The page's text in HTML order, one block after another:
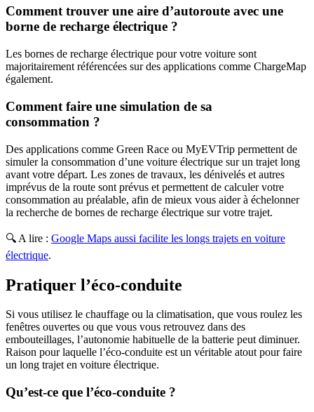
Comment trouver une aire d’autoroute avec une
borne de recharge électrique ?
Les bornes de recharge électrique pour votre voiture sont
majoritairement référencées sur des applications comme ChargeMap
également.
Comment faire une simulation de sa
consommation ?
Des applications comme Green Race ou MyEVTrip permettent de
simuler la consommation d’une voiture électrique sur un trajet long
avant votre départ. Les zones de travaux, les dénivelés et autres
imprévus de la route sont prévus et permettent de calculer votre
consommation au préalable, afin de mieux vous aider à échelonner
la recherche de bornes de recharge électrique sur votre trajet.
🔍 A lire : Google Maps aussi facilite les longs trajets en voiture
électrique.
Pratiquer l’éco-conduite
Si vous utilisez le chauffage ou la climatisation, que vous roulez les
fenêtres ouvertes ou que vous vous retrouvez dans des
embouteillages, l’autonomie habituelle de la batterie peut diminuer.
Raison pour laquelle l’éco-conduite est un véritable atout pour faire
un long trajet en voiture électrique.
Qu’est-ce que l’éco-conduite ?